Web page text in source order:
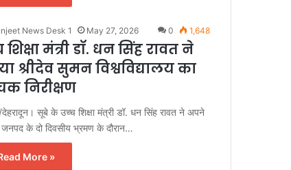
News Desk 1 May 27, 2026 0 1,648
शिक्षा मंत्री डॉ. धन सिंह रावत ने
श्रीदेव सुमन विश्वविद्यालय का
निरीक्षण
देहरादून। सूबे के उच्च शिक्षा मंत्री डॉ. धन सिंह रावत ने अपने
जनपद के दो दिवसीय भ्रमण के दौरान…
More »